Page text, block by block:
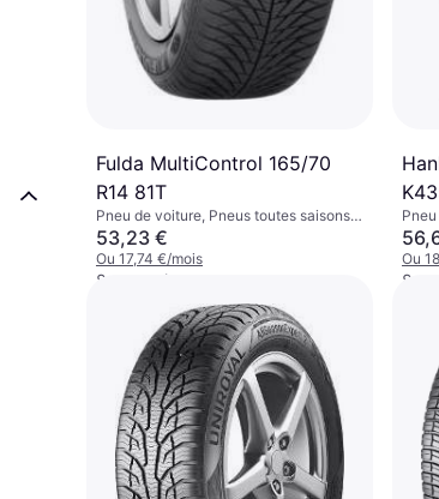
Fulda MultiControl 165/70
R14 81T
Pneu de voiture, Pneus toutes saisons,
Non, Voiture de Tourisme, Profil 70 %,
Indice de Vitesse T (190 km/h)
53,23 €
Ou 17,74 €/mois
8 magasins
de
Ou
8